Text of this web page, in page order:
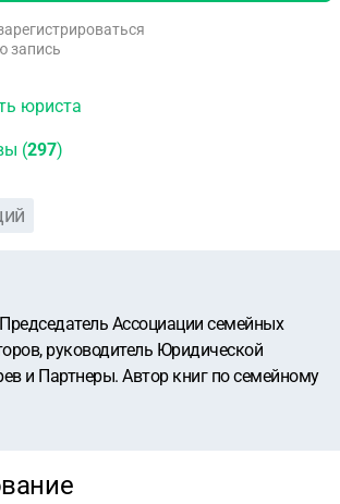
запись
юриста
(297)
Ассоциации семейных
руководитель Юридической
и Партнеры. Автор книг по семейному